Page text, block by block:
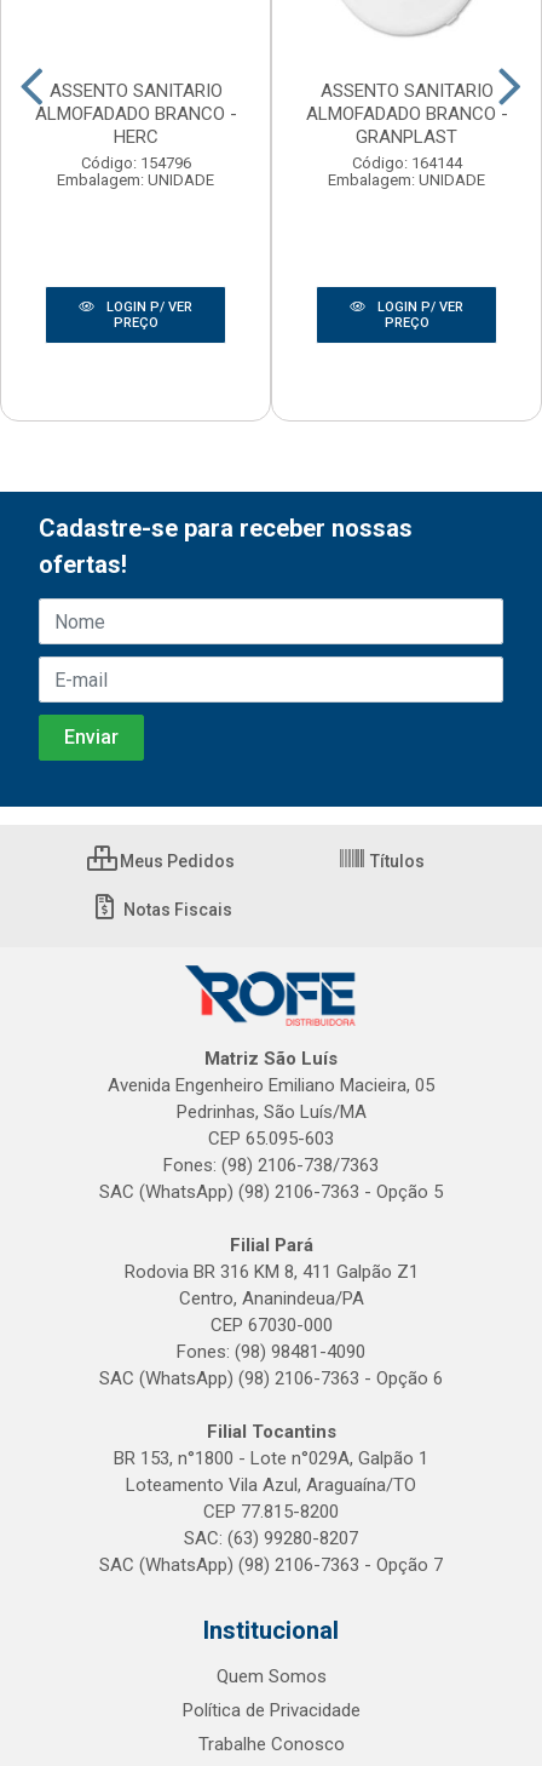
ASSENTO SANITARIO
ALMOFADADO BRANCO -
HERC
Código: 154796
Embalagem: UNIDADE
LOGIN P/ VER
PREÇO
ASSENTO SANITARIO
ALMOFADADO BRANCO -
GRANPLAST
Código: 164144
Embalagem: UNIDADE
LOGIN P/ VER
PREÇO
Cadastre-se para receber nossas
ofertas!
Meus Pedidos Títulos
Notas Fiscais
Matriz São Luís
Avenida Engenheiro Emiliano Macieira, 05
Pedrinhas, São Luís/MA
CEP 65.095-603
Fones: (98) 2106-738/7363
SAC (WhatsApp) (98) 2106-7363 - Opção 5
Filial Pará
Rodovia BR 316 KM 8, 411 Galpão Z1
Centro, Ananindeua/PA
CEP 67030-000
Fones: (98) 98481-4090
SAC (WhatsApp) (98) 2106-7363 - Opção 6
Filial Tocantins
BR 153, n°1800 - Lote n°029A, Galpão 1
Loteamento Vila Azul, Araguaína/TO
CEP 77.815-8200
SAC: (63) 99280-8207
SAC (WhatsApp) (98) 2106-7363 - Opção 7
Institucional
Quem Somos
Política de Privacidade
Trabalhe Conosco